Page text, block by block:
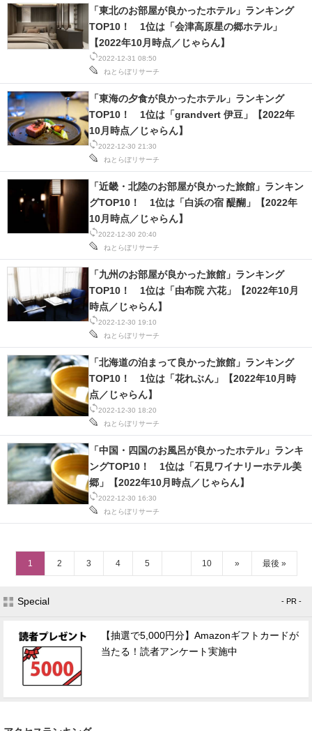
2022-12-31 08:50
ねとらぼリサーチ
「東北のお部屋が良かったホテル」ランキング
TOP10！ 1位は「会津高原星の郷ホテル」
【2022年10月時点／じゃらん】
2022-12-30 21:30
ねとらぼリサーチ
「東海の夕食が良かったホテル」ランキング
TOP10！ 1位は「grandvert 伊豆」【2022年
10月時点／じゃらん】
2022-12-30 20:40
ねとらぼリサーチ
「近畿・北陸のお部屋が良かった旅館」ランキン
グTOP10！ 1位は「白浜の宿 醍醐」【2022年
10月時点／じゃらん】
2022-12-30 19:10
ねとらぼリサーチ
「九州のお部屋が良かった旅館」ランキング
TOP10！ 1位は「由布院 六花」【2022年10月
時点／じゃらん】
2022-12-30 18:20
ねとらぼリサーチ
「北海道の泊まって良かった旅館」ランキング
TOP10！ 1位は「花れぶん」【2022年10月時
点／じゃらん】
2022-12-30 16:30
ねとらぼリサーチ
「中国・四国のお風呂が良かったホテル」ランキ
ングTOP10！ 1位は「石見ワイナリーホテル美
郷」【2022年10月時点／じゃらん】
1 2 3 4 5 10 » 最後 »
Special - PR -
【抽選で5,000円分】Amazonギフトカードが
当たる！読者アンケート実施中